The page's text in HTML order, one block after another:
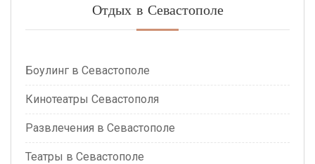
Отдых в Севастополе
Боулинг в Севастополе
Кинотеатры Севастополя
Развлечения в Севастополе
Театры в Севастополе